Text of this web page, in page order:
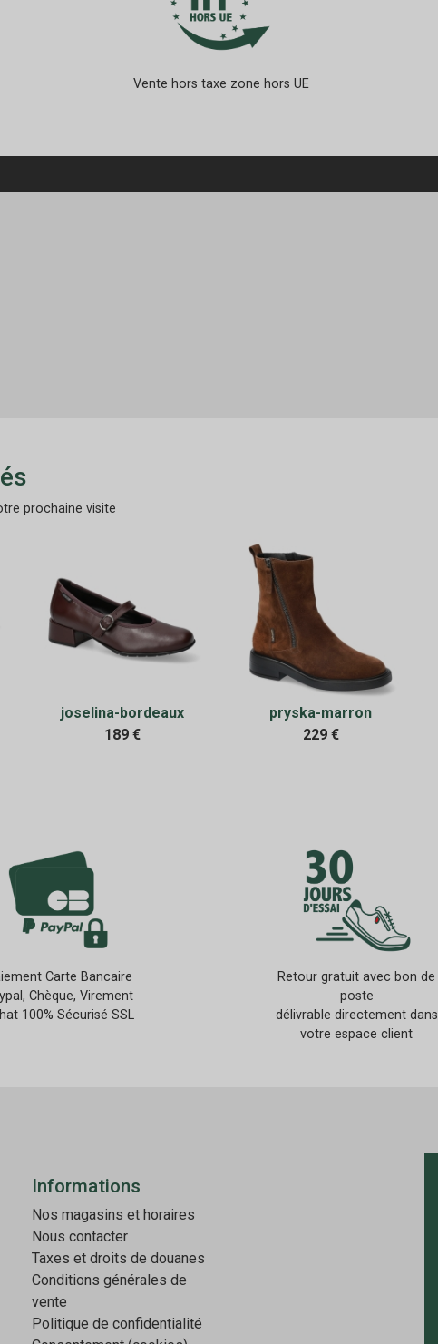
Vente hors taxe zone hors UE
prochaine visite
joselina-bordeaux
189 €
pryska-marron
229 €
Carte Bancaire
Chèque, Virement
100% Sécurisé SSL
Retour gratuit avec bon de
poste
délivrable directement dans
votre espace client
Informations
Nos magasins et horaires
Nous contacter
Taxes et droits de douanes
Conditions générales de
vente
Politique de confidentialité